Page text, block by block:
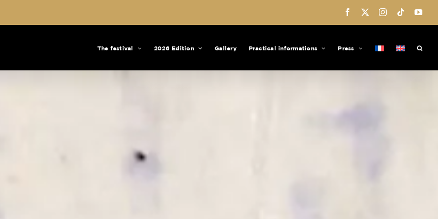
Facebook Instagram
Tiktok
The festival 2026 Edition Gallery Practical informations Press